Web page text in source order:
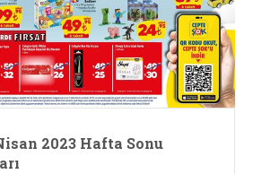
2023 Hafta Sonu